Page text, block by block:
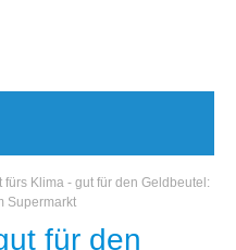
fürs Klima - gut für den Geldbeutel:
Supermarkt
für den